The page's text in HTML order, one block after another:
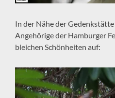
In der Nähe der
Angehörige der Hamburger
bleichen Schönheiten auf: